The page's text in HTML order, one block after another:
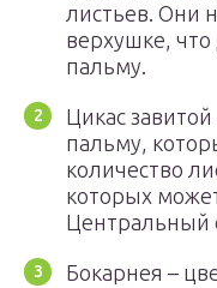
листьев. Они
верхушке,
пальму.
Цикас
пальму,
количество
которых
Центральный
Бокарнея –